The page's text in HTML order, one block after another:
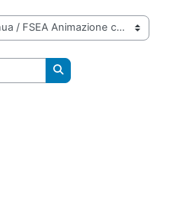
Cerca corsi